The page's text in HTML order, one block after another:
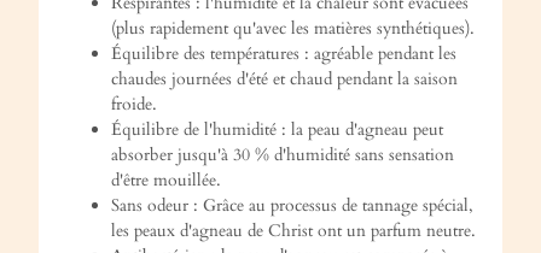
(plus rapidement qu'avec les matières synthétiques).
Équilibre des températures : agréable pendant les
chaudes journées d'été et chaud pendant la saison
froide.
Équilibre de l'humidité : la peau d'agneau peut
absorber jusqu'à 30 % d'humidité sans sensation
d'être mouillée.
Sans odeur : Grâce au processus de tannage spécial,
les peaux d'agneau de Christ ont un parfum neutre.